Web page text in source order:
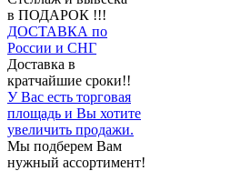
в ПОДАРОК !!!
ДОСТАВКА по
России и СНГ
Доставка в
кратчайшие сроки!!
У Вас есть торговая
площадь и Вы хотите
увеличить продажи.
Мы подберем Вам
нужный ассортимент!